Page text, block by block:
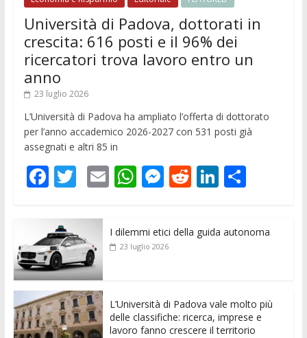
Università di Padova, dottorati in
crescita: 616 posti e il 96% dei
ricercatori trova lavoro entro un
anno
23 luglio 2026
L’Università di Padova ha ampliato l’offerta di dottorato
per l’anno accademico 2026-2027 con 531 posti già
assegnati e altri 85 in
F
e
b
o
o
k
T
itt
er
E
ai
l
W
s
p
M
ss
e
er
R
di
Li
e
C
di
I dilemmi etici della guida autonoma
23 luglio 2026
L’Università di Padova vale molto più
delle classifiche: ricerca, imprese e
lavoro fanno crescere il territorio